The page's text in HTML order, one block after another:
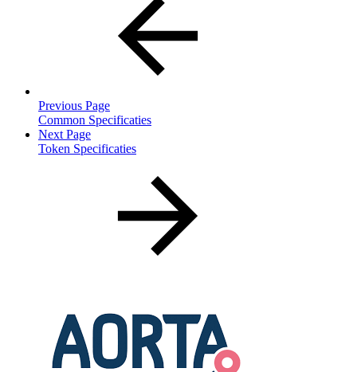
Previous Page
Common Specificaties
Next Page
Token Specificaties